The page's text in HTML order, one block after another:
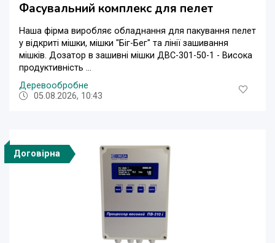
Фасувальний комплекс для пелет
Наша фірма виробляє обладнання для пакування пелет
у відкриті мішки, мішки "Біг-Бег" та лінії зашивання
мішків. Дозатор в зашивні мішки ДВС-301-50-1 - Висока
продуктивність ...
Деревообробне
05.08.2026, 10:43
Договірна